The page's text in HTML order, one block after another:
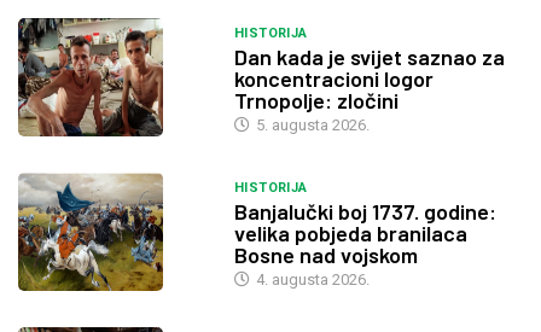
HISTORIJA
Dan kada je svijet saznao za
koncentracioni logor
Trnopolje: zločini
5. augusta 2026.
HISTORIJA
Banjalučki boj 1737. godine:
velika pobjeda branilaca
Bosne nad vojskom
4. augusta 2026.